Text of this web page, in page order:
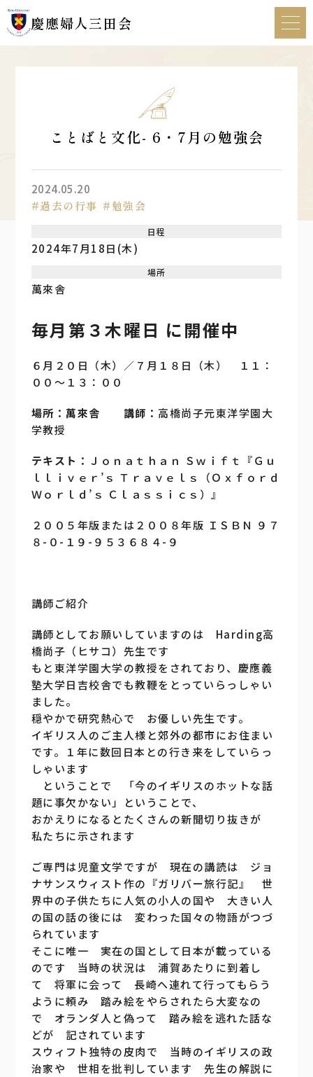
慶應婦人三田会
HOME
慶應婦人三田会について
行事・活動記録
新着情報
よくあるご質問
会員募集
ことばと文化- 6・7月の勉強会
2024.05.20
過去の行事
勉強会
日程
2024年7月18日(木)
場所
萬來舎
毎月第３木曜日 に開催中
６月２０日（木）／７月１８日（木） １１：
００〜１３：００
場所：萬來舎 講師： 高橋尚子元東洋学園大
学教授
テキスト： Ｊｏｎａｔｈａｎ Ｓｗｉｆｔ『Ｇｕ
ｌｌｉｖｅｒ’ｓ Ｔｒａｖｅｌｓ（Ｏｘｆｏｒｄ
Ｗｏｒｌｄ’ｓ Ｃｌａｓｓｉｃｓ）』
２００５年版または２００８年版 ＩＳＢＮ ９７
８-０-１９-９５３６８４-９
講師ご紹介
講師としてお願いしていますのは Harding高
橋尚子（ヒサコ）先生です
もと東洋学園大学の教授をされており、慶應義
塾大学日吉校舎でも教鞭をとっていらっしゃい
ました。
穏やかで研究熱心で お優しい先生です。
イギリス人のご主人様と郊外の都市にお住まい
です。１年に数回日本との行き来をしていらっ
しゃいます
ということで 「今のイギリスのホットな話
題に事欠かない」ということで、
おかえりになるとたくさんの新聞切り抜きが
私たちに示されます
ご専門は児童文学ですが 現在の講読は ジョ
ナサンスウィスト作の『ガリバー旅行記』 世
界中の子供たちに人気の小人の国や 大きい人
の国の話の後には 変わった国々の物語がつづ
られています
そこに唯一 実在の国として日本が載っている
のです 当時の状況は 浦賀あたりに到着し
て 将軍に会って 長崎へ連れて行ってもらう
ように頼み 踏み絵をやらされたら大変なの
で オランダ人と偽って 踏み絵を逃れた話な
どが 記されています
スウィフト独特の皮肉で 当時のイギリスの政
治家や 世相を批判しています 先生の解説に